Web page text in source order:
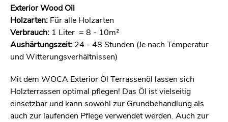
Exterior Wood Oil
Holzarten: Für alle Holzarten
Verbrauch: 1 Liter = 8 - 10m²
Aushärtungszeit: 24 - 48 Stunden (Je nach Temperatur
und Witterungsverhältnissen)
Mit dem WOCA Exterior Öl Terrassenöl lassen sich
Holzterrassen optimal pflegen! Das Öl ist vielseitig
einsetzbar und kann sowohl zur Grundbehandlung als
auch zur laufenden Pflege verwendet werden. Auch zur